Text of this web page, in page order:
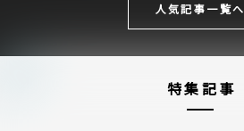
人気記事一覧へ
特集記事